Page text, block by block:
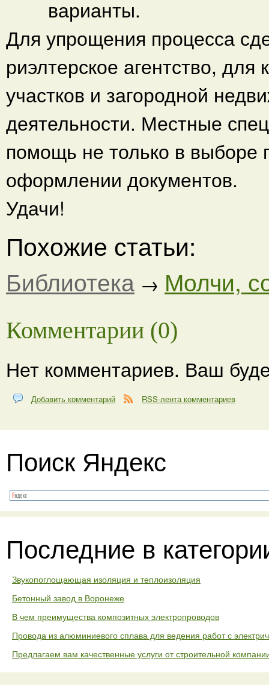
варианты.
Для упрощения процесса
риэлтерское агентство,
участков и загородной
деятельности. Местные
помощь не только в выборе
оформлении документов.
Удачи!
Похожие статьи:
Библиотека → Молчи,
Комментарии (0)
Нет комментариев. Ваш
Добавить комментарий RSS-лента комментариев
Поиск Яндекс
Последние в
Звукопоглощающая изоляция и теплоизоляция
Бетонный завод в Воронеже
В чем преимущества композитных электропроводов
Провода из алюминиевого сплава для ведения работ с
Предлагаем вам качественные услуги от строительной